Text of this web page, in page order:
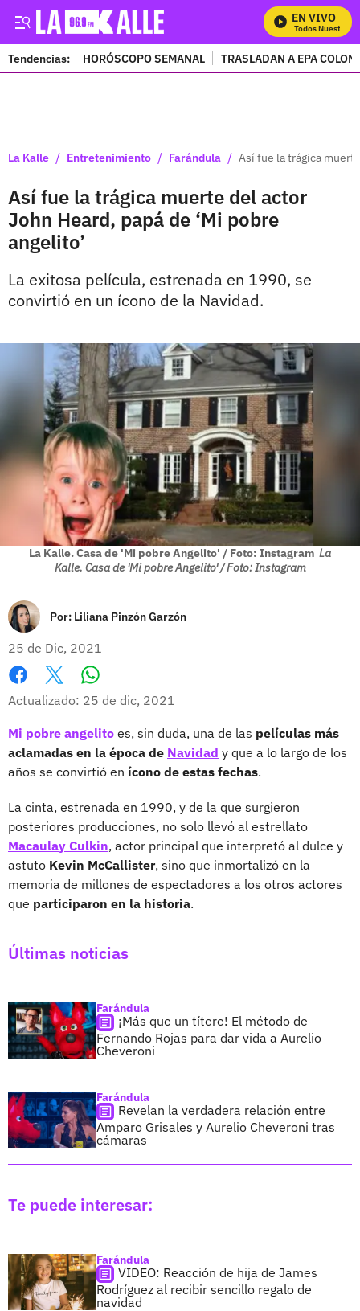
EN VIVO
Mira Todos Nuestros
Tendencias: HORÓSCOPO SEMANAL TRASLADAN A EPA
La Kalle / Entretenimiento / Farándula / Así fue la trágica
Así fue la trágica muerte del actor
John Heard, papá de ‘Mi pobre
angelito’
La exitosa película, estrenada en 1990, se
convirtió en un ícono de la Navidad.
La Kalle. Casa de 'Mi pobre Angelito' / Foto: Instagram La
Kalle. Casa de 'Mi pobre Angelito' / Foto: Instagram
Por: Liliana Pinzón Garzón
25 de Dic, 2021
Facebook
X
Actualizado: 25 de dic, 2021
Mi pobre angelito es, sin duda, una de las películas más
aclamadas en la época de Navidad y que a lo largo de los
años se convirtió en ícono de estas fechas.
La cinta, estrenada en 1990, y de la que surgieron
posteriores producciones, no solo llevó al estrellato
Macaulay Culkin, actor principal que interpretó al dulce y
astuto Kevin McCallister, sino que inmortalizó en la
memoria de millones de espectadores a los otros actores
que participaron en la historia.
Últimas noticias
Farándula
¡Más que un títere! El método de
Fernando Rojas para dar vida a Aurelio
Cheveroni
Farándula
Revelan la verdadera relación entre
Amparo Grisales y Aurelio Cheveroni tras
cámaras
Te puede interesar:
Farándula
VIDEO: Reacción de hija de James
Rodríguez al recibir sencillo regalo de
navidad